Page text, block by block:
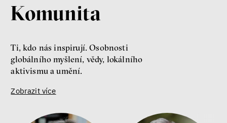
Komunita
Ti, kdo nás inspirují. Osobnosti
globálního myšlení, vědy, lokálního
aktivismu a umění.
Zobrazit více